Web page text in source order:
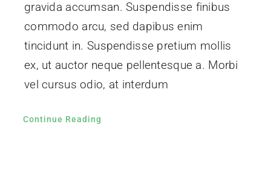
gravida accumsan. Suspendisse finibus
commodo arcu, sed dapibus enim
tincidunt in. Suspendisse pretium mollis
ex, ut auctor neque pellentesque a. Morbi
vel cursus odio, at interdum
Continue Reading